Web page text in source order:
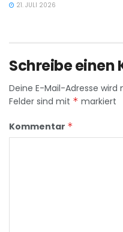
21. JULI 2026
Schreibe einen
Deine E-Mail-Adresse
Felder sind mit * markiert
Kommentar *